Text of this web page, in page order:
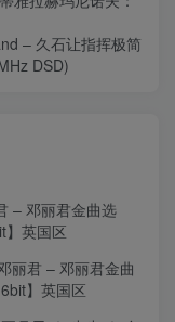
– 久石让指挥极简
DSD)
– 邓丽君金曲选
英国区
丽君 – 邓丽君金曲
】英国区